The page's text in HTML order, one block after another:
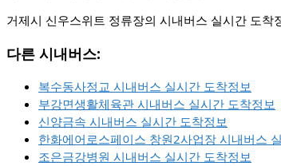
거제시 신우스위트 정류장의 시내버스 실시간 도
다른 시내버스:
복수동사정교 시내버스 실시간 도착정보
부강면생활체육관 시내버스 실시간 도착정보
신양금속 시내버스 실시간 도착정보
한화에어로스페이스 창원2사업장 시내버스
조은금강병원 시내버스 실시간 도착정보